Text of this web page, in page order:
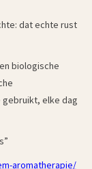
dat echte rust
biologische
elke dag
aromatherapie/